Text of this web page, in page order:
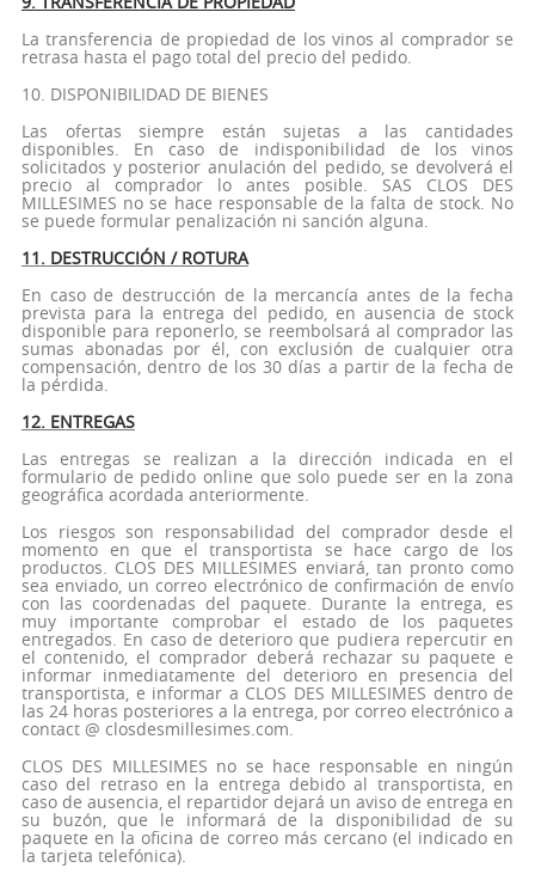
La transferencia de propiedad de los vinos al comprador se
retrasa hasta el pago total del precio del pedido.
10. DISPONIBILIDAD DE BIENES
Las ofertas siempre están sujetas a las cantidades
disponibles. En caso de indisponibilidad de los vinos
solicitados y posterior anulación del pedido, se devolverá el
precio al comprador lo antes posible. SAS CLOS DES
MILLESIMES no se hace responsable de la falta de stock. No
se puede formular penalización ni sanción alguna.
11. DESTRUCCIÓN / ROTURA
En caso de destrucción de la mercancía antes de la fecha
prevista para la entrega del pedido, en ausencia de stock
disponible para reponerlo, se reembolsará al comprador las
sumas abonadas por él, con exclusión de cualquier otra
compensación, dentro de los 30 días a partir de la fecha de
la pérdida.
12. ENTREGAS
Las entregas se realizan a la dirección indicada en el
formulario de pedido online que solo puede ser en la zona
geográfica acordada anteriormente.
Los riesgos son responsabilidad del comprador desde el
momento en que el transportista se hace cargo de los
productos. CLOS DES MILLESIMES enviará, tan pronto como
sea enviado, un correo electrónico de confirmación de envío
con las coordenadas del paquete. Durante la entrega, es
muy importante comprobar el estado de los paquetes
entregados. En caso de deterioro que pudiera repercutir en
el contenido, el comprador deberá rechazar su paquete e
informar inmediatamente del deterioro en presencia del
transportista, e informar a CLOS DES MILLESIMES dentro de
las 24 horas posteriores a la entrega, por correo electrónico a
contact @ closdesmillesimes.com.
CLOS DES MILLESIMES no se hace responsable en ningún
caso del retraso en la entrega debido al transportista, en
caso de ausencia, el repartidor dejará un aviso de entrega en
su buzón, que le informará de la disponibilidad de su
paquete en la oficina de correo más cercano (el indicado en
la tarjeta telefónica).